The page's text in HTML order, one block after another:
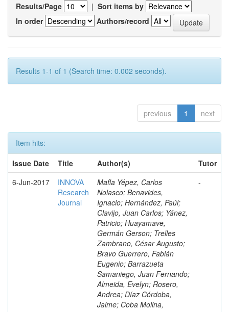
Results/Page | Sort items by
In order
Authors/record
Results 1-1 of 1 (Search time: 0.002 seconds).
previous 1 next
Item hits:
Issue Date
Title Author(s)
Tutor
6-Jun-2017
INNOVA
Research
Journal
Mafla Yépez, Carlos
Nolasco; Benavides,
Ignacio; Hernández, Paúl;
Clavijo, Juan Carlos; Yánez,
Patricio; Huayamave,
Germán Gerson; Trelles
Zambrano, César Augusto;
Bravo Guerrero, Fabián
Eugenio; Barrazueta
Samaniego, Juan Fernando;
Almeida, Evelyn; Rosero,
Andrea; Díaz Córdoba,
Jaime; Coba Molina,
-